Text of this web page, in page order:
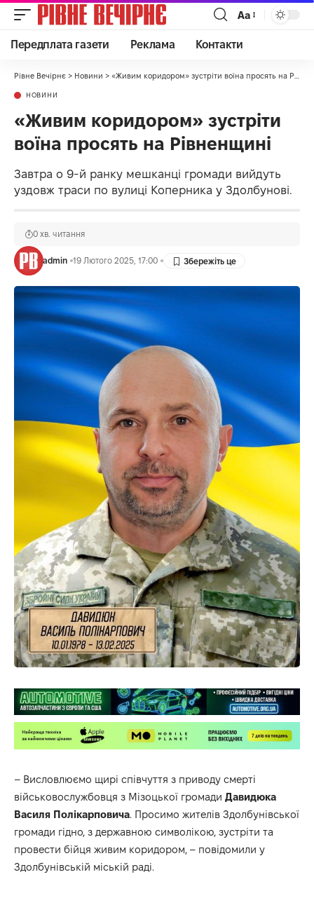
Аа
Передплата газети Реклама Контакти
Рівне Вечірнє > Новини > «Живим коридором» зустріти воїна просять на Рівненщині
НОВИНИ
«Живим коридором» зустріти
воїна просять на Рівненщині
Завтра о 9-й ранку мешканці громади вийдуть
уздовж траси по вулиці Коперника у Здолбунові.
admin 19 Лютого 2025, 17:00
0 хв. читання
– Висловлюємо щирі співчуття з приводу смерті
військовослужбовця з Мізоцької громади Давидюка
Василя Полікарповича. Просимо жителів Здолбунівської
громади гідно, з державною символікою, зустріти та
провести бійця живим коридором, – повідомили у
Здолбунівській міській раді.